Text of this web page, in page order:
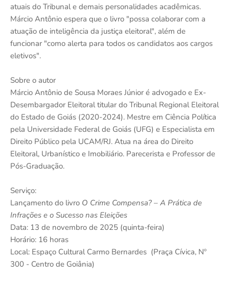
atuais do Tribunal e demais personalidades acadêmicas.
Márcio Antônio espera que o livro "possa colaborar com a
atuação de inteligência da justiça eleitoral", além de
funcionar "como alerta para todos os candidatos aos cargos
eletivos".
Sobre o autor
Márcio Antônio de Sousa Moraes Júnior é advogado e Ex-
Desembargador Eleitoral titular do Tribunal Regional Eleitoral
do Estado de Goiás (2020-2024). Mestre em Ciência Política
pela Universidade Federal de Goiás (UFG) e Especialista em
Direito Público pela UCAM/RJ. Atua na área do Direito
Eleitoral, Urbanístico e Imobiliário. Parecerista e Professor de
Pós-Graduação.
Serviço:
Lançamento do livro O Crime Compensa? – A Prática de
Infrações e o Sucesso nas Eleições
Data: 13 de novembro de 2025 (quinta-feira)
Horário: 16 horas
Local: Espaço Cultural Carmo Bernardes (Praça Cívica, Nº
300 - Centro de Goiânia)